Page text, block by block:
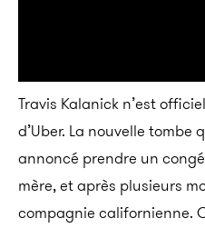
Travis Kalanick n’est
d’Uber. La nouvelle tombe
annoncé prendre un
mère, et après plusieurs
compagnie californienne.